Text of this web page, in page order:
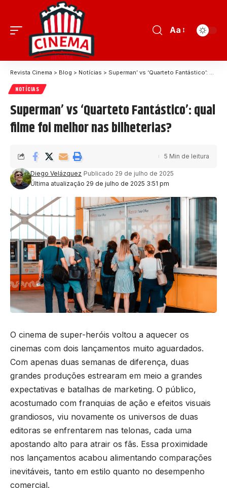
Aa
Revista Cinema > Blog > Notícias > Superman’ vs ‘Quarteto Fantástico’: qual filme foi melhor nas bilheterias?
NOTÍCIAS
Superman’ vs ‘Quarteto Fantástico’: qual
filme foi melhor nas bilheterias?
Última atualização 29 de julho de 2025 3:51 pm
Diego Velázquez Publicado 29 de julho de 2025
5 Min de leitura
O cinema de super-heróis voltou a aquecer os
cinemas com dois lançamentos muito aguardados.
Com apenas duas semanas de diferença, duas
grandes produções estrearam em meio a grandes
expectativas e batalhas de marketing. O público,
acostumado com franquias de ação e efeitos visuais
grandiosos, viu novamente os universos de duas
editoras se enfrentarem nas telonas, cada uma
apostando alto para atrair os fãs. Essa proximidade
nos lançamentos acabou alimentando comparações
inevitáveis, tanto em estilo quanto no desempenho
comercial.